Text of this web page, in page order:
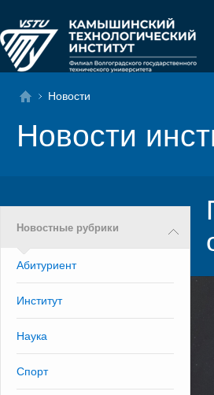
Новости
Новости
Новостные рубрики
Абитуриент
Институт
Наука
Спорт